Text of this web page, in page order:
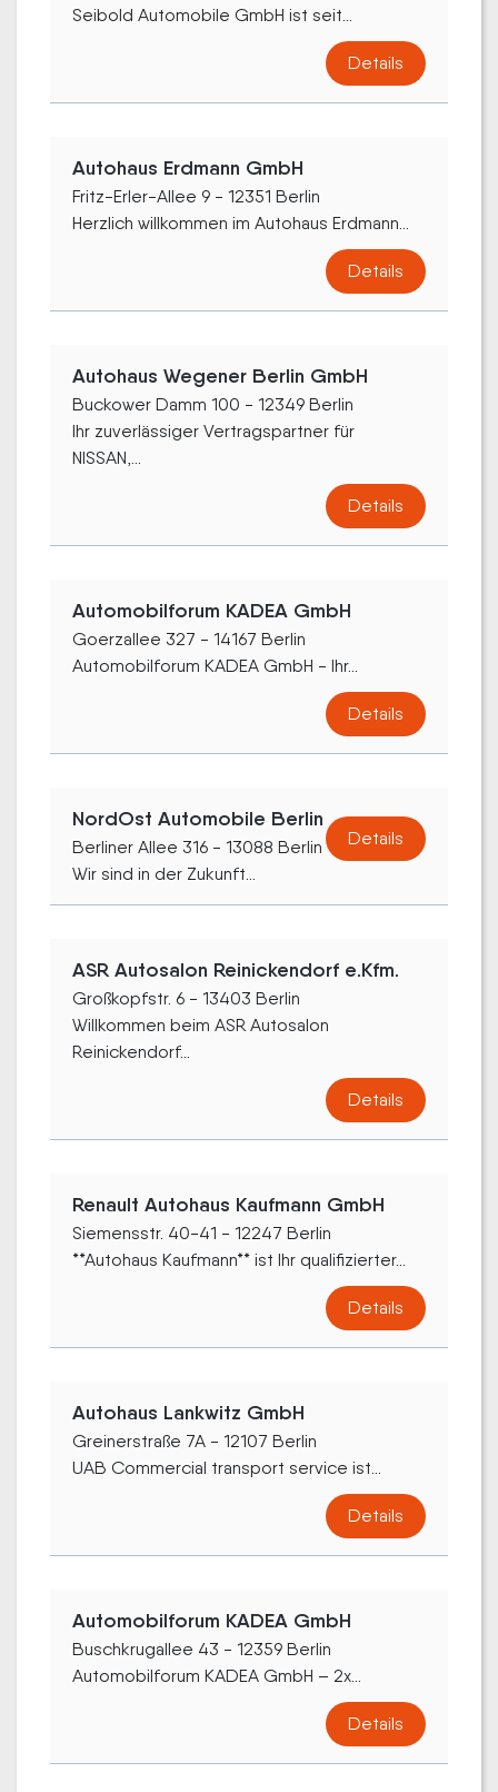
Seibold Automobile GmbH ist seit...
Details
Autohaus Erdmann GmbH
Fritz-Erler-Allee 9 - 12351 Berlin
Herzlich willkommen im Autohaus Erdmann...
Details
Autohaus Wegener Berlin GmbH
Buckower Damm 100 - 12349 Berlin
Ihr zuverlässiger Vertragspartner für
NISSAN,...
Details
Automobilforum KADEA GmbH
Goerzallee 327 - 14167 Berlin
Automobilforum KADEA GmbH - Ihr...
Details
NordOst Automobile Berlin
Berliner Allee 316 - 13088 Berlin
Wir sind in der Zukunft...
Details
ASR Autosalon Reinickendorf e.Kfm.
Großkopfstr. 6 - 13403 Berlin
Willkommen beim ASR Autosalon
Reinickendorf...
Details
Renault Autohaus Kaufmann GmbH
Siemensstr. 40-41 - 12247 Berlin
**Autohaus Kaufmann** ist Ihr qualifizierter...
Details
Autohaus Lankwitz GmbH
Greinerstraße 7A - 12107 Berlin
UAB Commercial transport service ist...
Details
Automobilforum KADEA GmbH
Buschkrugallee 43 - 12359 Berlin
Automobilforum KADEA GmbH – 2x...
Details